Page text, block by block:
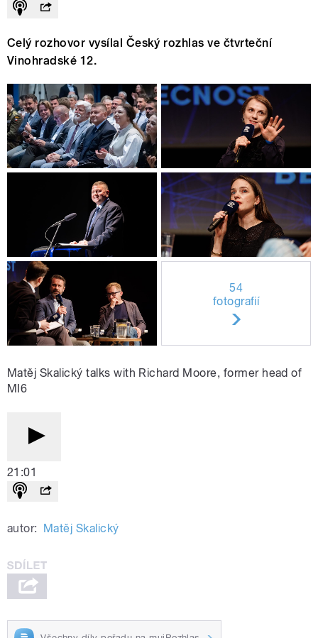
Celý rozhovor vysílal Český rozhlas ve čtvrteční
Vinohradské 12.
54
fotografií
Matěj Skalický talks with Richard Moore, former head of
MI6
21:01
autor: Matěj Skalický